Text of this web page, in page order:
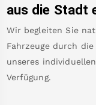
aus die Stadt
Wir begleiten Sie
Fahrzeuge durch
unseres
Verfügung.